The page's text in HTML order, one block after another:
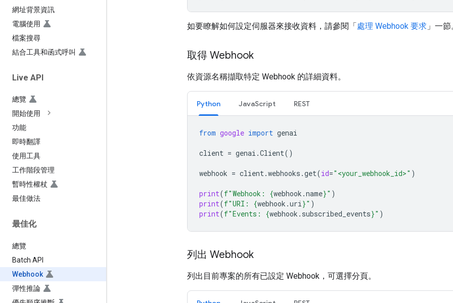
網址背景資訊
電腦使用
檔案搜尋
結合工具和函式呼叫
Live API
總覽
開始使用
功能
即時翻譯
使用工具
工作階段管理
暫時性權杖
最佳做法
最佳化
總覽
Batch API
Webhook
彈性推論
如要瞭解如何設定伺服器來接收資料，請參閱「處理 Webhook 要求 」一
取得 Webhook
依資源名稱擷取特定 Webhook 的詳細資料。
Python JavaScript REST
from google import genai
client = genai .Client()
webhook = client.webhooks .get(id="<your_webhook_id>" )
print(f"Webhook: {webhook .name}" )
print(f"URI: {webhook .uri}" )
print(f"Events: {webhook . subscribed_events}" )
列出 Webhook
列出目前專案的所有已設定 Webhook，可選擇分頁。